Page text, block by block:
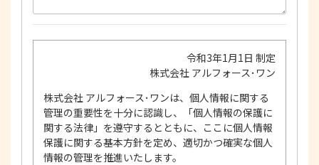
令和3年1月1日 制定
株式会社 アルフォース･ワン
株式会社 アルフォース･ワンは、個人情報に関する
管理の重要性を十分に認識し、「個人情報の保護に
関する法律」を遵守するとともに、ここに個人情報
保護に関する基本方針を定め、適切かつ確実な個人
情報の管理を推進いたします。